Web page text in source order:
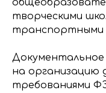
творческими
транспортными
на организацию
требованиями